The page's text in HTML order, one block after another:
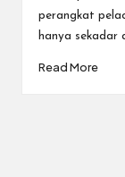
perangkat
hanya sekadar
Read More